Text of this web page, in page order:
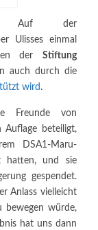
Auf der
Ulisses einmal
der Stiftung
auch durch die
wird .
Freunde von
Auflage beteiligt,
DSA1-Maru-
hatten, und sie
gespendet.
Anlass vielleicht
bewegen würde,
hat uns dann